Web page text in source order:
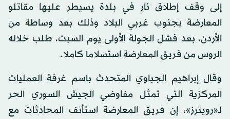
إلى وقف إطلاق نار في بلدة يسيطر عليها مقاتلو
المعارضة بجنوب غربي البلاد وذلك بعد وساطة من
الأردن، بعد فشل الجولة الأولى يوم السبت، طلب خلاله
الروس من فريق المعارضة استسلاما كاملا.
وقال إبراهيم الجباوي المتحدث باسم غرفة العمليات
المركزية التي تمثل مفاوضي الجيش السوري الحر
لـ«رويترز»، إن فريق المعارضة استأنف المحادثات مع